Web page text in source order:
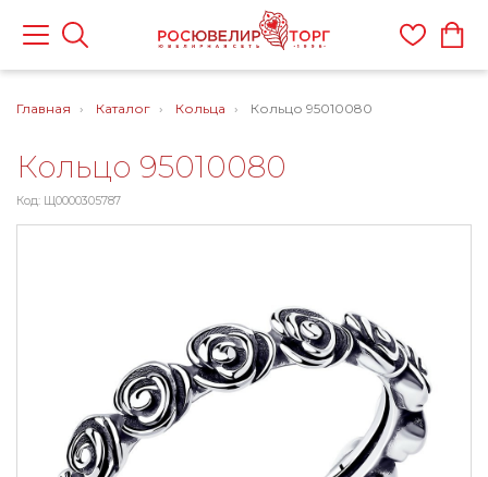
Главная Каталог Кольца Кольцо 95010080
Кольцо 95010080
Код: Щ0000305787